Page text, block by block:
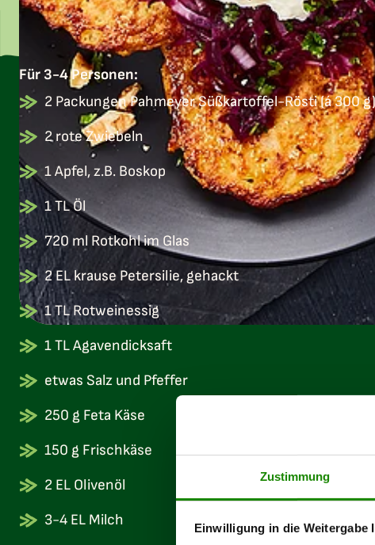
Zustimmung
Einwilligung in die Weitergabe
Für 3-4 Personen:
2 Packungen Pahmeyer Süßkartoffel-Rösti (á 300 g)
2 rote Zwiebeln
1 Apfel, z.B. Boskop
1 TL Öl
720 ml Rotkohl im Glas
2 EL krause Petersilie, gehackt
1 TL Rotweinessig
1 TL Agavendicksaft
etwas Salz und Pfeffer
250 g Feta Käse
150 g Frischkäse
2 EL Olivenöl
3-4 EL Milch